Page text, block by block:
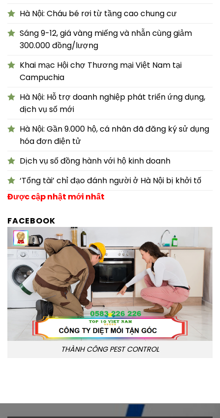
Hà Nội: Cháu bé rơi từ tầng cao chung cư
Sáng 9-12, giá vàng miếng và nhẫn cùng giảm
300.000 đồng/lượng
Khai mạc Hội chợ Thương mại Việt Nam tại
Campuchia
Hà Nội: Hỗ trợ doanh nghiệp phát triển ứng dụng,
dịch vụ số mới
Hà Nội: Gần 9.000 hộ, cá nhân đã đăng ký sử dụng
hóa đơn điện tử
Dịch vụ số đồng hành với hộ kinh doanh
‘Tổng tài’ chỉ đạo đánh người ở Hà Nội bị khởi tố
Được cập nhật mới nhất
FACEBOOK
THÀNH CÔNG PEST CONTROL